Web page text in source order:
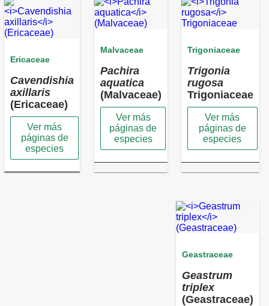
Ericaceae
Cavendishia
axillaris
(Ericaceae)
Ver más
páginas de
especies
Malvaceae
Pachira
aquatica
(Malvaceae)
Ver más
páginas de
especies
Trigoniaceae
Trigonia
rugosa
Trigoniaceae
Ver más
páginas de
especies
Geastraceae
Geastrum
triplex
(Geastraceae)